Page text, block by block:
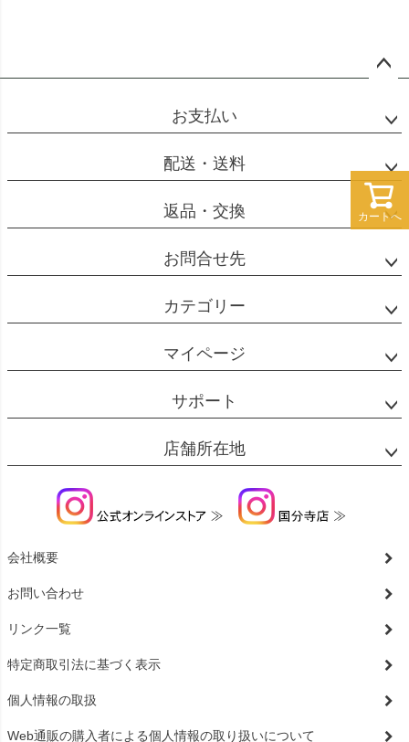
カートへ
ップ
お支払い
配送・送料
返品・交換
お問合せ先
カテゴリー
マイページ
サポート
店舗所在地
会社概要
お問い合わせ
リンク一覧
特定商取引法に基づく表示
個人情報の取扱
Web通販の購入者による個人情報の取り扱いについて